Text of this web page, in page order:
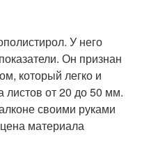
У него
Он признан
который легко и
листов от 20 до 50 мм.
своими руками
материала